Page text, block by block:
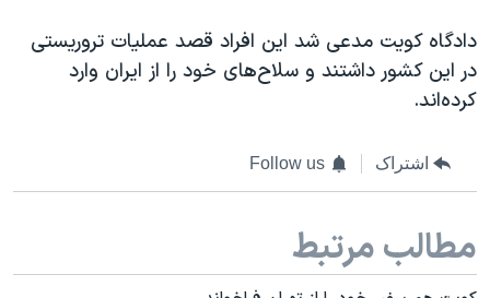
دادگاه کویت مدعی شد این افراد قصد عملیات تروریستی
در این کشور داشتند و سلاح‌های خود را از ایران وارد
کرده‌اند.
اشتراک Follow us
مطالب مرتبط